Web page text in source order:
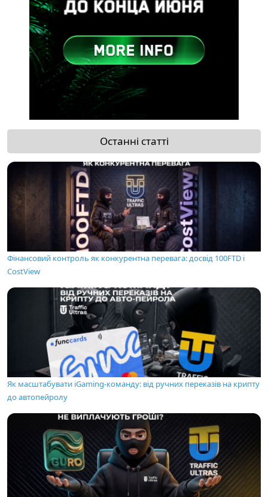
Останні статті
Фінансовий контроль як конкурентна перевага: досвід 100FTD і
CostView
Як масштабувати iGaming-команду: від ручних переказів на крипту
до автопейролу